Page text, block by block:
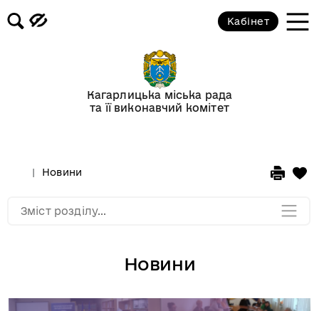
Кагарлицька міська рада
та її виконавчий комітет
Кабінет
Новини
Новини
Зміст розділу...